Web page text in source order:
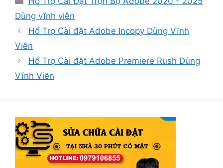
mục
Dùng vĩnh viễn
Hổ Trợ Cài đặt Adobe Incopy Dùng Vĩnh
Viễn
Hổ Trợ Cài đặt Adobe Premiere Rush Dùng
Vĩnh Viễn